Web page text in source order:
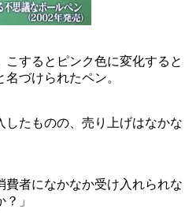
するとピンク色に変化すると
づけられたペン。
したものの、売り上げはなかな
費者になかなか受け入れられな
」